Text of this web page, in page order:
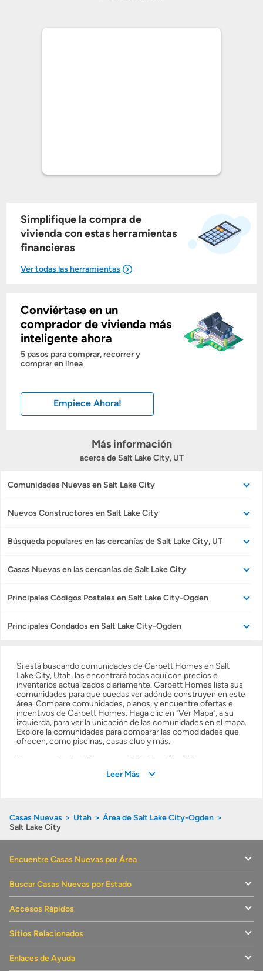
Simplifique la compra de
vivienda con estas herramientas
financieras
Mostrarme lo que puedo pagar
Costos casa nueva vs. usada
Calcular mi hipoteca
Obtener Aprobación Previa
Obtener ofertas por mi casa
Conviértase en un
comprador de vivienda más
inteligente ahora
5 pasos para comprar, recorrer y
comprar en línea
Empiece Ahora!
Más información
acerca de Salt Lake City, UT
Comunidades Nuevas en Salt Lake City
Nuevos Constructores en Salt Lake City
Búsqueda populares en las cercanías de Salt Lake City, UT
Casas Nuevas en las cercanías de Salt Lake City
Principales Códigos Postales en Salt Lake City-Ogden
Principales Condados en Salt Lake City-Ogden
Si está buscando comunidades de Garbett Homes en Salt
Lake City, Utah, las encontrará todas aquí con precios e
inventarios actualizados diariamente. Garbett Homes lista sus
comunidades para que puedas ver adónde construyen en este
área. Compare comunidades, planos, y encuentre ofertas e
incentivos de Garbett Homes. Haga clic en "Ver Mapa", a su
izquierda, para ver la unicación de las comunidades en el mapa.
Explore la comunidades para comparar las comodidades que
ofrecen, como piscinas, casas club y más.
Resumen: Garbett Homes en Salt Lake City, UT
Este es un resumen de las comunidades de nueva
Nombre del Constructor
Garbett Homes
Comunidades:
Planos de Casas Disponibles:
$499,900
Pies Cuadrados:
¿Cuál es el proceso constructivo de casas en estados
Leer Más
Casas Nuevas Utah
Área de Salt Lake City-Ogden
Salt Lake City
Encuentre Casas Nuevas por Área
Buscar Casas Nuevas por Estado
Accesos Rápidos
Sitios Relacionados
Enlaces de Ayuda